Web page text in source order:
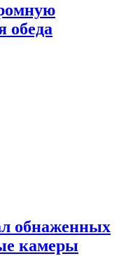
обеда
обнаженных
камеры